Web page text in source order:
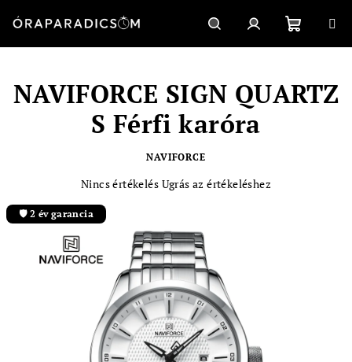
KeresésBejelentkezés
Kosár
NAVIFORCE SIGN QUARTZ
S Férfi karóra
NAVIFORCE
A
átlagos
ből
csillag.
Nincs értékelés Ugrás az értékeléshez
🛡️ 2 év garancia